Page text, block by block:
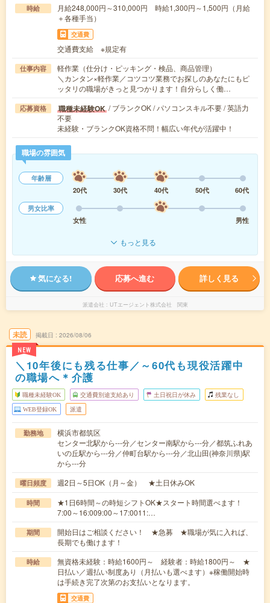
時給
月給248,000円～310,000円 時給1,300円～1,500円（月給
＋各種手当）
交通費
交通費支給 ※規定有
仕事内容
軽作業（仕分け・ピッキング・検品、商品管理）
＼カンタン×軽作業／コツコツ業務でお探しのあなたにもピ
ッタリの職場がきっと見つかります！自分らしく働…
応募資格 職種未経験OK / ブランクOK / パソコンスキル不要 / 英語力
不要
未経験・ブランクOK資格不問！幅広い年代が活躍中！
職場の雰囲気
年齢層
20代
30代 40代 50代
60代
男女比率
女性
男性
もっと見る
気になる! 応募へ進む 詳しく見る
派遣会社 UTエージェント株式会社 関東
未読
NEW
掲載日 2026/08/06
＼10年後にも残る仕事／～60代も現役活躍中
の職場へ＊介護
職種未経験OK 交通費別途支給あり 土日祝日が休み 残業なし
WEB登録OK 派遣
勤務地
横浜市都筑区
センター北駅から---分／センター南駅から---分／都筑ふれあ
いの丘駅から---分／仲町台駅から---分／北山田(神奈川県)駅
から---分
曜日頻度 週2日～5日OK（月～金） ★土日休みOK
時間
★1日6時間～の時短シフトOK★スタート時間選べます！
7:00～16:009:00～17:0011:…
期間
開始日はご相談ください！ ★急募 ★職場が気に入れば、
長期でも働けます！
時給
無資格未経験：時給1600円～ 経験者：時給1800円～ ★
日払い／週払い制度あり（月払いも選べます）※稼働開始時
は手続き完了次第のお支払いとなります。
交通費